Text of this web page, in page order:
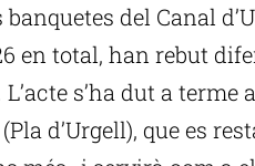
del Canal
en total, han rebut
s’ha dut a terme
d’Urgell), que es